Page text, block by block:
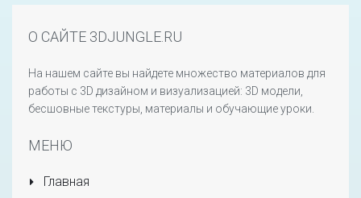
О САЙТЕ 3DJUNGLE.RU
На нашем сайте вы найдете множество материалов для
работы с 3D дизайном и визуализацией: 3D модели,
бесшовные текстуры, материалы и обучающие уроки.
МЕНЮ
Главная